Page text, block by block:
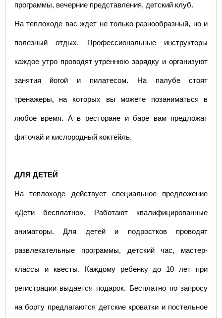
программы, вечерние представления, детский клуб.
На теплоходе вас ждет не только разнообразный, но и
полезный отдых. Профессиональные инструкторы
каждое утро проводят утреннюю зарядку и организуют
занятия йогой и пилатесом. На палубе стоят
тренажеры, на которых вы можете позаниматься в
любое время. А в ресторане и баре вам предложат
фиточай и кислородный коктейль.
ДЛЯ ДЕТЕЙ
На теплоходе действует специальное предложение
«Дети бесплатно». Работают квалифицированные
аниматоры. Для детей и подростков проводят
развлекательные программы, детский час, мастер-
классы и квесты. Каждому ребенку до 10 лет при
регистрации выдается подарок. Бесплатно по запросу
на борту предлагаются детские кроватки и постельное